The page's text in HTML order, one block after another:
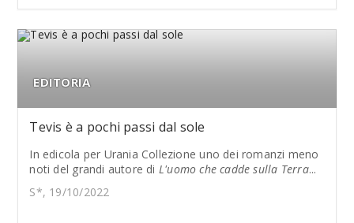
EDITORIA
Tevis è a pochi passi dal sole
In edicola per Urania Collezione uno dei romanzi meno
noti del grandi autore di L'uomo che cadde sulla Terra...
S*, 19/10/2022